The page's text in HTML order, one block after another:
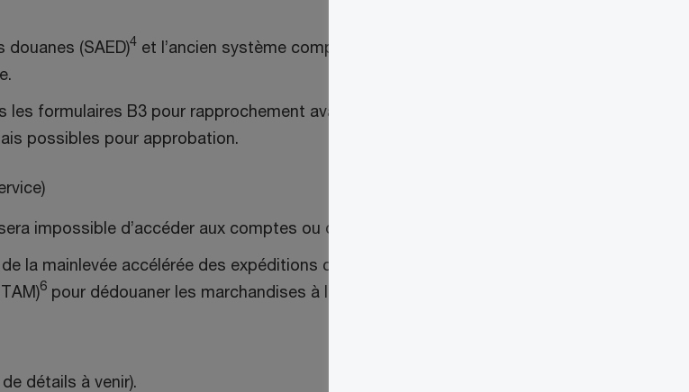
(SAED)4 et l’ancien système comptable (le Système des douanes
formulaires B3 pour rapprochement avant l’arrêt des systèmes et tout
possibles pour approbation.
impossible d’accéder aux comptes ou de s’inscrire au PCG.
la mainlevée accélérée des expéditions commerciales (SSMAEC)
6 pour dédouaner les marchandises à la frontière.
détails à venir).